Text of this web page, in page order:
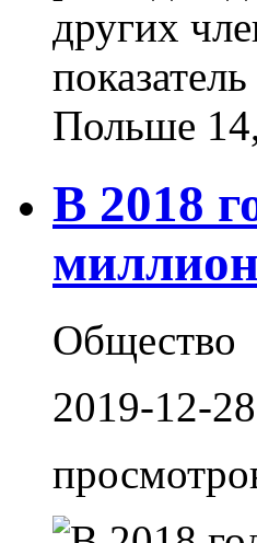
других
Польше
В 2018
Общество
2019-12-